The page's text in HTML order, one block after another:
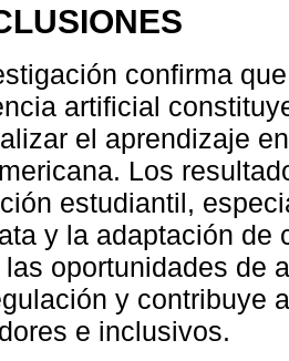
confirma
artificial
el aprendizaje
Los
estudiantil,
y la adaptación de
oportunidades de
y contribuye
e inclusivos.